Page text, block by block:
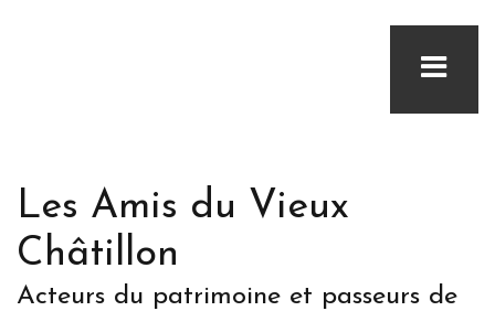
Les Amis du Vieux
Châtillon
Acteurs du patrimoine et passeurs de